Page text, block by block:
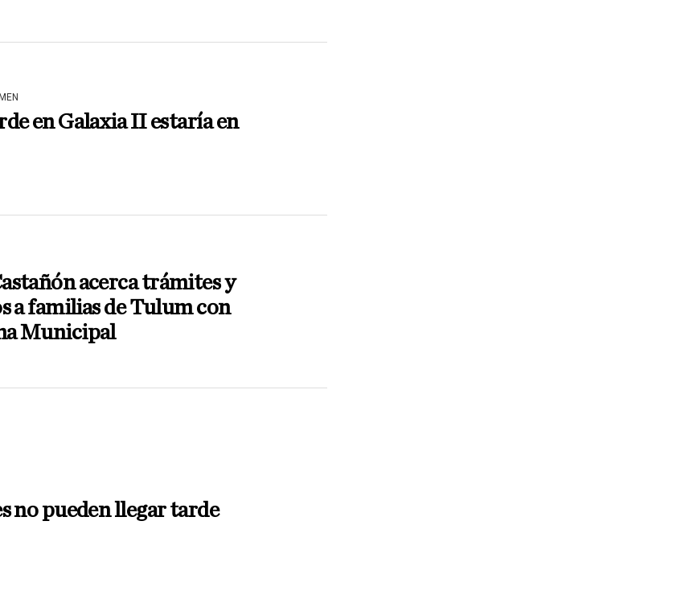
en Galaxia II estaría en
acerca trámites y
a familias de Tulum con
Municipal
no pueden llegar tarde